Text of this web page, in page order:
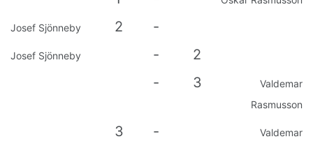
Josef Sjönneby 2 -
Josef Sjönneby -
2
-
3
Valdemar
Rasmusson
3 -
Valdemar